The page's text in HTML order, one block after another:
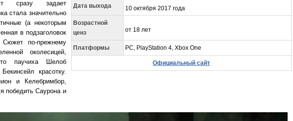
Дата выхода 10 октября 2017 года
Возрастной
ценз
от 18 лет
Платформы PC, PlayStation 4, Xbox One
Официальный сайт
сразу задает
стала значительно
(а некоторым
в подзаголовок
по-прежнему
околесицей,
паучиха Шелоб
красотку.
и Келебримбор,
победить Саурона и